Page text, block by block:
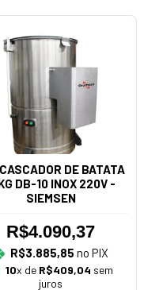
DE BATATA
DB-10 INOX 220V -
SIEMSEN
R$4.090,37
R$3.885,85 no PIX
10x de R$409,04 sem
juros